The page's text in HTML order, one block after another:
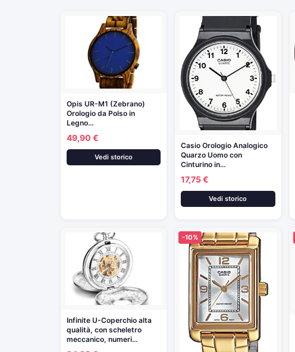
Opis UR-M1 (Zebrano)
Orologio da Polso in
Legno…
49,90 €
Vedi storico
Casio Orologio Analogico
Quarzo Uomo con
Cinturino in…
17,75 €
Vedi storico
Infinite U-Coperchio alta
qualità, con scheletro
meccanico, numeri…
-10%